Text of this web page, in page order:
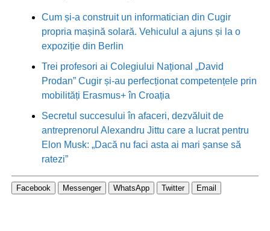
Cum și-a construit un informatician din Cugir
propria mașină solară. Vehiculul a ajuns și la o
expoziție din Berlin
Trei profesori ai Colegiului Național „David
Prodan” Cugir și-au perfecționat competențele prin
mobilități Erasmus+ în Croația
Secretul succesului în afaceri, dezvăluit de
antreprenorul Alexandru Jittu care a lucrat pentru
Elon Musk: „Dacă nu faci asta ai mari șanse să
ratezi”
Facebook Messenger WhatsApp Twitter Email